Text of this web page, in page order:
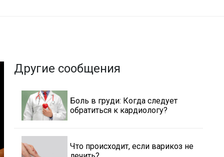
Другие сообщения
Боль в груди: Когда следует
обратиться к кардиологу?
Что происходит, если варикоз не